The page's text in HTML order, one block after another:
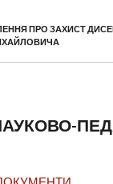
ПРО ЗАХИСТ